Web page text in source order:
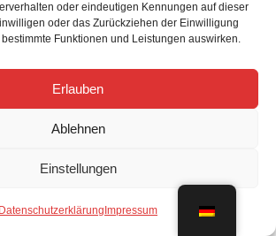
oder eindeutigen Kennungen auf dieser
oder das Zurückziehen der Einwilligung
Funktionen und Leistungen auswirken.
Erlauben
Ablehnen
Einstellungen
Datenschutzerklärung Impressum
kostenlos durchgeführt.

Wartung
sondern auch an die Qualität der
Materialien. Wir verwenden